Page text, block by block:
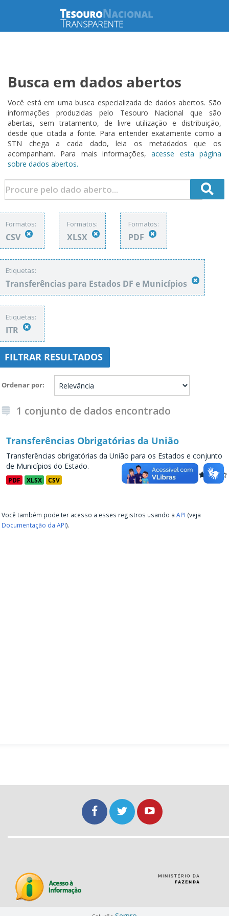
Busca em dados abertos
Você está em uma busca especializada de dados abertos. São
informações produzidas pelo Tesouro Nacional que são
abertas, sem tratamento, de livre utilização e distribuição,
desde que citada a fonte. Para entender exatamente como a
STN chega a cada dado, leia os metadados que os
acompanham. Para mais informações,acesse esta página
sobre dados abertos.
Formatos:
CSV
Formatos:
XLSX
Formatos:
PDF
Etiquetas:
Transferências para Estados DF e Municípios
Etiquetas:
ITR
FILTRAR RESULTADOS
Ordenar por
1 conjunto de dados encontrado
Transferências Obrigatórias da União
Transferências obrigatórias da União para os Estados e conjunto
de Municípios do Estado.
PDF XLSX CSV
Você também pode ter acesso a esses registros usando a API (veja
Documentação da API).